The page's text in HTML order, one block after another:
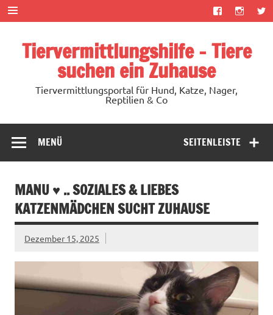
Zum
Inhalt
springen
Tiervermittlungshilfe – Tiere
suchen ein Zuhause
Tiervermittlungsportal für Hund, Katze, Nager,
Reptilien & Co
SEITENLEISTE
MENÜ
MANU ♥ .. SOZIALES & LIEBES
KATZENMÄDCHEN SUCHT ZUHAUSE
Dezember 15, 2025